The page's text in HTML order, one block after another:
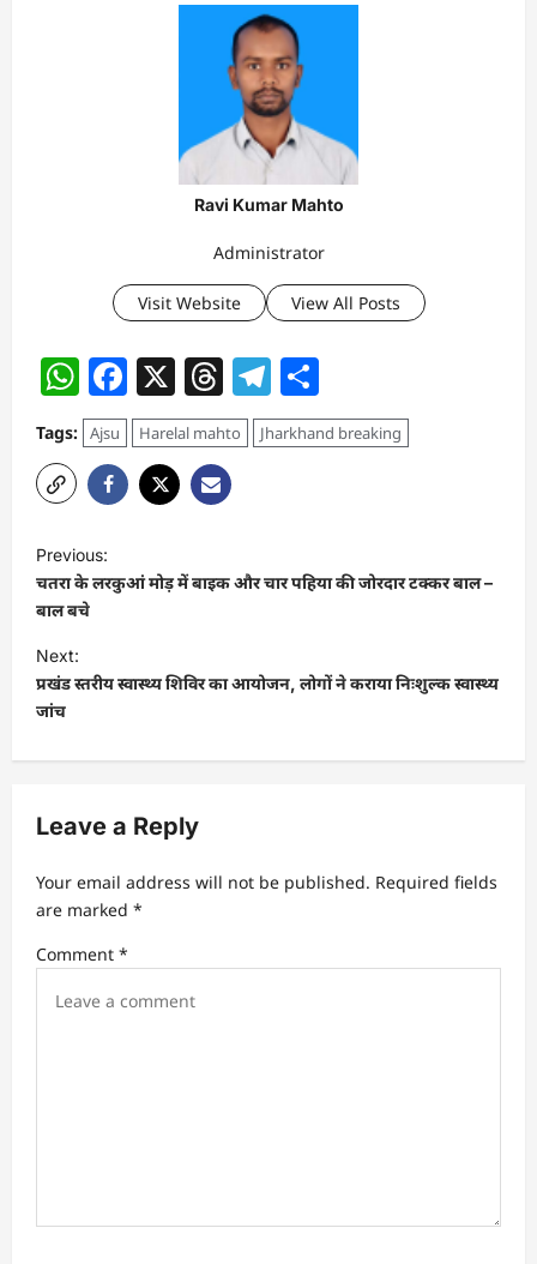
Ravi Kumar Mahto
Administrator
Visit Website View All Posts
WhatsApp
Facebook
X Threads
Telegram
Tags: Ajsu Harelal mahto Jharkhand breaking
P
o
s
t
n
a
v
g
a
t
i
Previous:
चतरा के लरकुआं मोड़ में बाइक और चार पहिया की जोरदार टक्कर बाल –
बाल बचे
Next:
प्रखंड स्तरीय स्वास्थ्य शिविर का आयोजन, लोगों ने कराया निःशुल्क स्वास्थ्य
जांच
Leave a Reply
Your email address will not be published. Required fields
are marked *
Comment *